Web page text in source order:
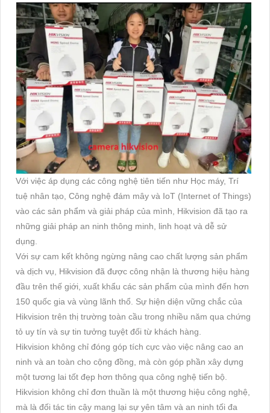
Với việc áp dụng các công nghệ tiên tiến như Học máy, Trí
tuệ nhân tạo, Công nghệ đám mây và IoT (Internet of Things)
vào các sản phẩm và giải pháp của mình, Hikvision đã tạo ra
những giải pháp an ninh thông minh, linh hoạt và dễ sử
dụng.
Với sự cam kết không ngừng nâng cao chất lượng sản phẩm
và dịch vụ, Hikvision đã được công nhận là thương hiệu hàng
đầu trên thế giới, xuất khẩu các sản phẩm của mình đến hơn
150 quốc gia và vùng lãnh thổ. Sự hiện diện vững chắc của
Hikvision trên thị trường toàn cầu trong nhiều năm qua chứng
tỏ uy tín và sự tin tưởng tuyệt đối từ khách hàng.
Hikvision không chỉ đóng góp tích cực vào việc nâng cao an
ninh và an toàn cho cộng đồng, mà còn góp phần xây dựng
một tương lai tốt đẹp hơn thông qua công nghệ tiến bộ.
Hikvision không chỉ đơn thuần là một thương hiệu công nghệ,
mà là đối tác tin cậy mang lại sự yên tâm và an ninh tối đa